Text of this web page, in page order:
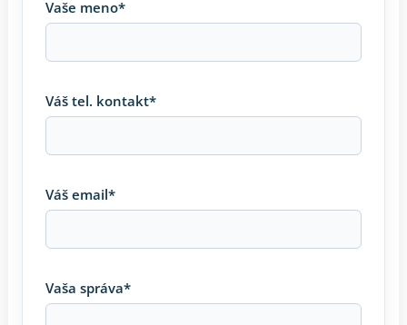
Vaše meno*
Váš tel. kontakt*
Váš email*
Vaša správa*